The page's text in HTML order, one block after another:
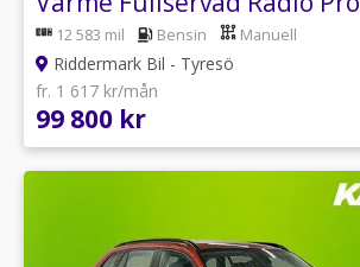
12 583 mil Bensin Manuell
Riddermark Bil - Tyresö
fr. 1 617 kr/mån
99 800 kr